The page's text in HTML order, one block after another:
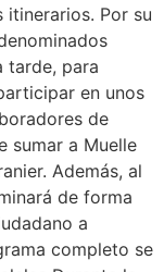
Por su
tarde, para
en unos
de
sumar a Muelle
Además, al
de forma
a
completo se